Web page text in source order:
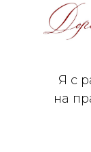
Я с
на